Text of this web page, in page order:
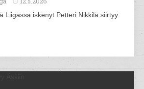
Liigassa iskenyt Petteri Nikkilä siirtyy